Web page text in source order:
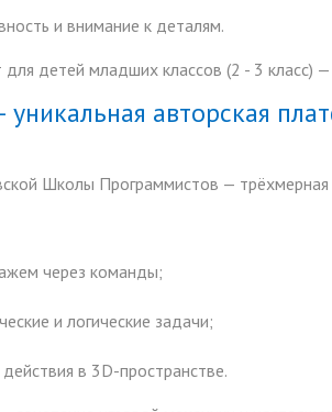
и внимание к деталям.
детей младших классов (2 - 3 класс)
уникальная авторская
Школы Программистов —
через команды;
и логические задачи;
в 3D-пространстве.